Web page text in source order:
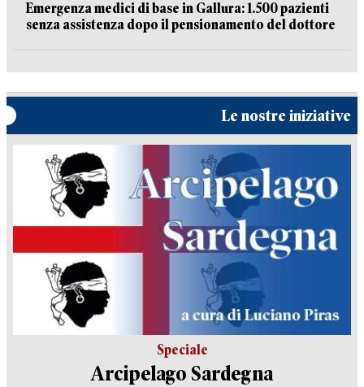
Emergenza medici di base in Gallura: 1.500 pazienti
senza assistenza dopo il pensionamento del dottore
Le nostre iniziative
Speciale
Arcipelago Sardegna